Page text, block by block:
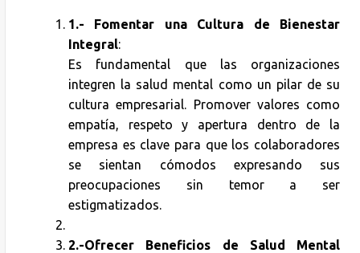
1.- Fomentar una Cultura de Bienestar
Integral:
Es fundamental que las organizaciones
integren la salud mental como un pilar de su
cultura empresarial. Promover valores como
empatía, respeto y apertura dentro de la
empresa es clave para que los colaboradores
se sientan cómodos expresando sus
preocupaciones sin temor a ser
estigmatizados.
2.-Ofrecer Beneficios de Salud Mental